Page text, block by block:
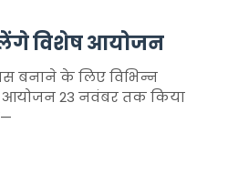
विशेष आयोजन
बनाने के लिए विभिन्न
आयोजन 23 नवंबर तक किया